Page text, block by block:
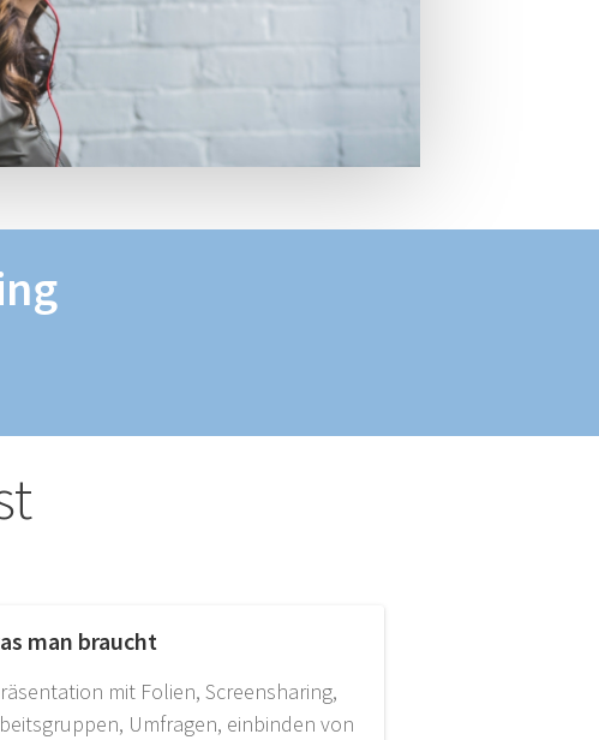
man braucht
mit Folien, Screensharing,
Umfragen, einbinden von